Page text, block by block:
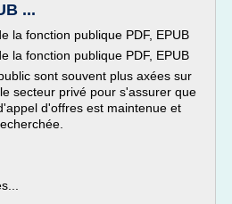
...
la fonction publique PDF, EPUB
la fonction publique PDF, EPUB
sont souvent plus axées sur
secteur privé pour s'assurer que
d'offres est maintenue et